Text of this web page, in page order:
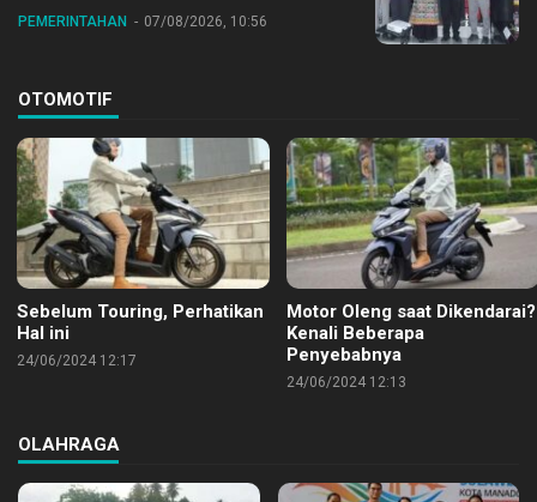
PEMERINTAHAN 07/08/2026, 10:56
OTOMOTIF
Sebelum Touring, Perhatikan
Hal ini
24/06/2024 12:17
Motor Oleng saat Dikendarai?
Kenali Beberapa
Penyebabnya
24/06/2024 12:13
OLAHRAGA